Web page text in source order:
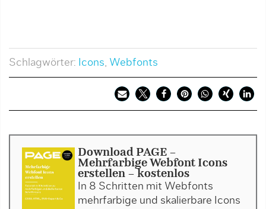
Schlagwörter: Icons, Webfonts
Download PAGE -
Mehrfarbige Webfont Icons
erstellen - kostenlos
In 8 Schritten mit Webfonts
mehrfarbige und skalierbare Icons